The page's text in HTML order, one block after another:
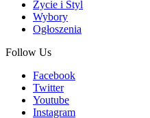
Życie i Styl
Wybory
Ogłoszenia
Follow Us
Facebook
Twitter
Youtube
Instagram